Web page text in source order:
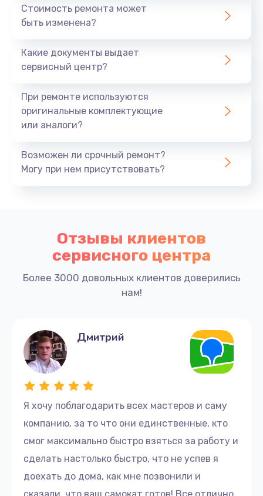
Стоимость ремонта может
быть изменена?
Какие документы выдает
сервисный центр?
При ремонте используются
оригинальные комплектующие
или аналоги?
Возможен ли срочный ремонт?
Могу при нем присутствовать?
Отзывы клиентов
сервисного центра
Более 3000 довольных клиентов доверились
нам!
Я хочу поблагодарить всех мастеров и саму
компанию, за то что они единственные, кто
смог максимально быстро взяться за работу и
сделать настолько быстро, что не успев я
доехать до дома, как мне позвонили и
сказали, что ваш самокат готов! Все отлично,
Дмитрий